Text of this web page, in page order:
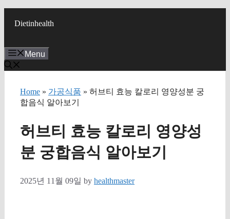
Dietinhealth
Menu
Home » 가공식품 » 허브티 효능 칼로리 영양성분 궁
합음식 알아보기
허브티 효능 칼로리 영양성
분 궁합음식 알아보기
2025년 11월 09일 by healthmaster